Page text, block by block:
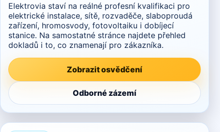
Elektrovia staví na reálné profesní kvalifikaci pro
elektrické instalace, sítě, rozvaděče, slaboproudá
zařízení, hromosvody, fotovoltaiku i dobíjecí
stanice. Na samostatné stránce najdete přehled
dokladů i to, co znamenají pro zákazníka.
Zobrazit osvědčení
Odborné zázemí